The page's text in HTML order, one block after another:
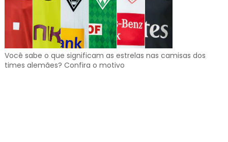
Você sabe o que significam as estrelas nas camisas dos
times alemães? Confira o motivo